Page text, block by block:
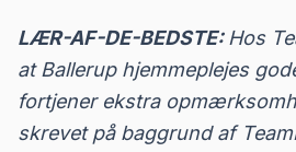
LÆR-AF-DE-BEDSTE:Hos
at Ballerup hjemmeplejes
fortjener ekstra
skrevet på baggrund af